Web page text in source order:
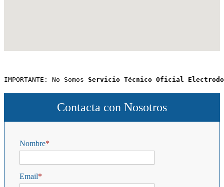
IMPORTANTE: No Somos Servicio Técnico Oficial
Contacta con Nosotros
Nombre
Email